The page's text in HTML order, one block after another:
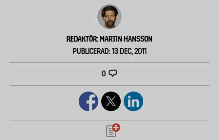
REDAKTÖR: MARTIN HANSSON
PUBLICERAD: 13 DEC, 2011
0